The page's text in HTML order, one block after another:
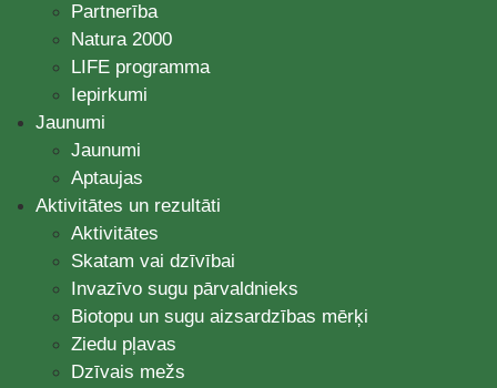
Partnerība
Natura 2000
LIFE programma
Iepirkumi
Jaunumi
Jaunumi
Aptaujas
Aktivitātes un rezultāti
Aktivitātes
Skatam vai dzīvībai
Invazīvo sugu pārvaldnieks
Biotopu un sugu aizsardzības mērķi
Ziedu pļavas
Dzīvais mežs